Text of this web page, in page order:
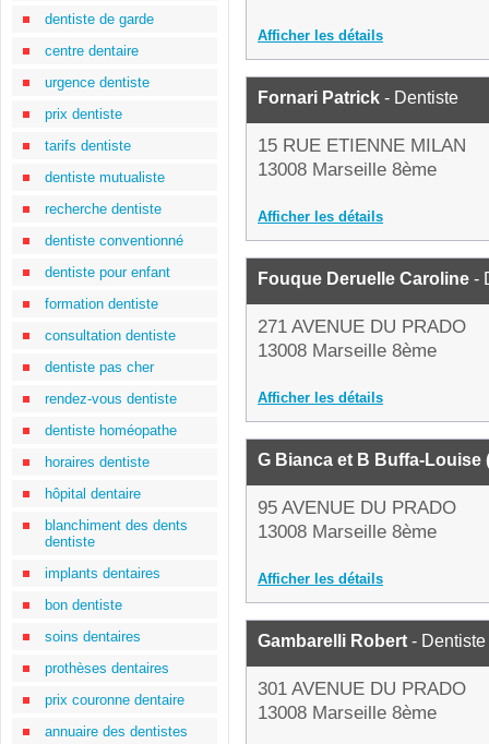
dentiste de garde
centre dentaire
urgence dentiste
prix dentiste
tarifs dentiste
dentiste mutualiste
recherche dentiste
dentiste conventionné
dentiste pour enfant
formation dentiste
consultation dentiste
dentiste pas cher
rendez-vous dentiste
dentiste homéopathe
horaires dentiste
hôpital dentaire
blanchiment des dents
dentiste
implants dentaires
bon dentiste
soins dentaires
prothèses dentaires
prix couronne dentaire
annuaire des dentistes
Afficher les détails
Fornari Patrick - Dentiste
15 RUE ETIENNE MILAN
13008 Marseille 8ème
Afficher les détails
Fouque Deruelle Caroline -
271 AVENUE DU PRADO
13008 Marseille 8ème
Afficher les détails
G Bianca et B Buffa-Louise
95 AVENUE DU PRADO
13008 Marseille 8ème
Afficher les détails
Gambarelli Robert - Dentiste
301 AVENUE DU PRADO
13008 Marseille 8ème